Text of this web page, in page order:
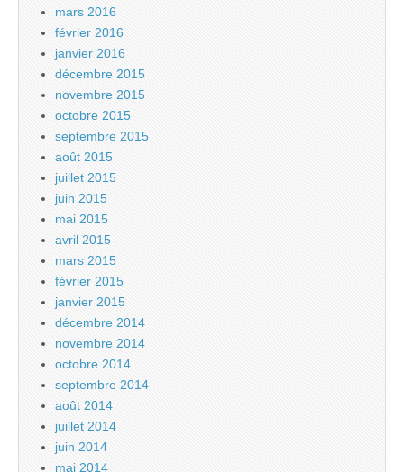
mars 2016
février 2016
janvier 2016
décembre 2015
novembre 2015
octobre 2015
septembre 2015
août 2015
juillet 2015
juin 2015
mai 2015
avril 2015
mars 2015
février 2015
janvier 2015
décembre 2014
novembre 2014
octobre 2014
septembre 2014
août 2014
juillet 2014
juin 2014
mai 2014